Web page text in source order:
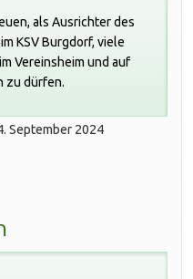
als Ausrichter des
KSV Burgdorf, viele
Vereinsheim und auf
zu dürfen.
September 2024